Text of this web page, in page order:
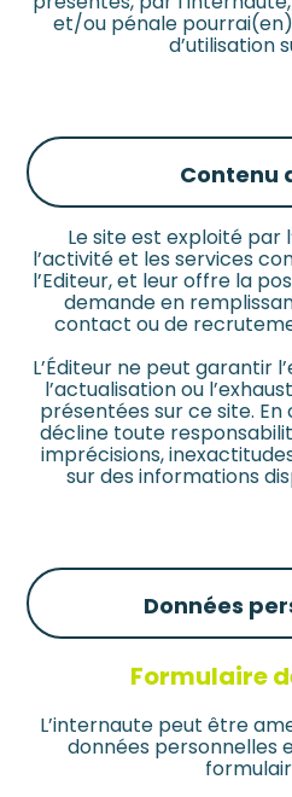
et/ou pénale
d’utilisation
Contenu
Le site est exploité par
l’activité et les services
l’Editeur, et leur offre la
demande en
contact ou de
L’Éditeur ne peut garantir
l’actualisation ou
présentées sur ce site. En
décline toute
imprécisions,
sur des informations
Données
Formulaire
L’internaute peut être
données personnelles